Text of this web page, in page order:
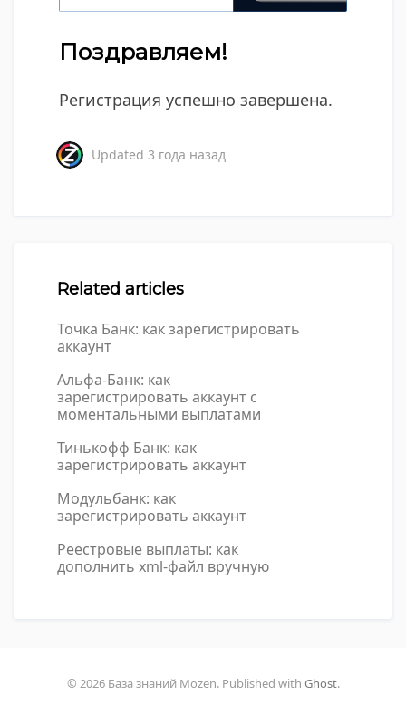
Поздравляем!
Регистрация успешно завершена.
Updated 3 года назад
Related articles
Точка Банк: как зарегистрировать
аккаунт
Альфа-Банк: как
зарегистрировать аккаунт с
моментальными выплатами
Тинькофф Банк: как
зарегистрировать аккаунт
Модульбанк: как
зарегистрировать аккаунт
Реестровые выплаты: как
дополнить xml-файл вручную
© 2026 База знаний Mozen. Published with Ghost.